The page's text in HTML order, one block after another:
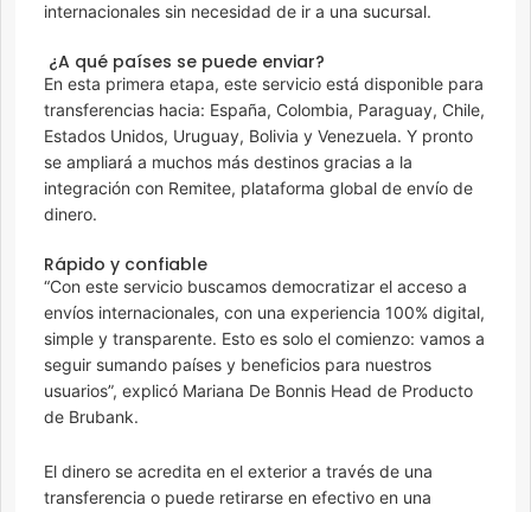
internacionales sin necesidad de ir a una sucursal.
¿A qué países se puede enviar?
En esta primera etapa, este servicio está disponible para
transferencias hacia: España, Colombia, Paraguay, Chile,
Estados Unidos, Uruguay, Bolivia y Venezuela. Y pronto
se ampliará a muchos más destinos gracias a la
integración con Remitee, plataforma global de envío de
dinero.
Rápido y confiable
“Con este servicio buscamos democratizar el acceso a
envíos internacionales, con una experiencia 100% digital,
simple y transparente. Esto es solo el comienzo: vamos a
seguir sumando países y beneficios para nuestros
usuarios”, explicó Mariana De Bonnis Head de Producto
de Brubank.
El dinero se acredita en el exterior a través de una
transferencia o puede retirarse en efectivo en una